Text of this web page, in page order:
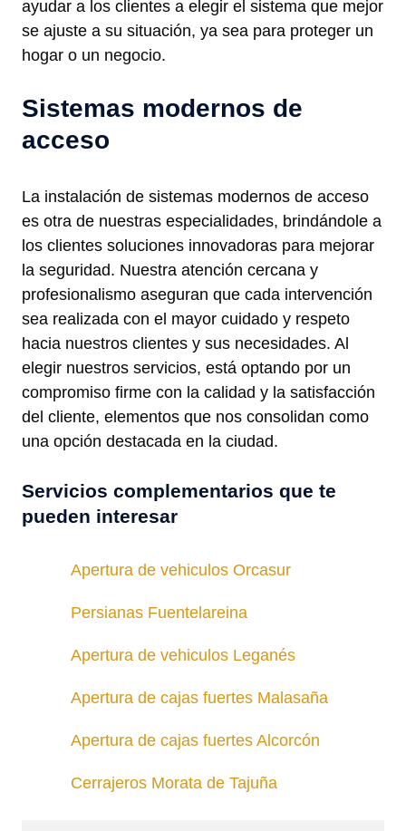
ayudar a los clientes a elegir el sistema que mejor
se ajuste a su situación, ya sea para proteger un
hogar o un negocio.
Sistemas modernos de
acceso
La instalación de sistemas modernos de acceso
es otra de nuestras especialidades, brindándole a
los clientes soluciones innovadoras para mejorar
la seguridad. Nuestra atención cercana y
profesionalismo aseguran que cada intervención
sea realizada con el mayor cuidado y respeto
hacia nuestros clientes y sus necesidades. Al
elegir nuestros servicios, está optando por un
compromiso firme con la calidad y la satisfacción
del cliente, elementos que nos consolidan como
una opción destacada en la ciudad.
Servicios complementarios que te
pueden interesar
Apertura de vehiculos Orcasur
Persianas Fuentelareina
Apertura de vehiculos Leganés
Apertura de cajas fuertes Malasaña
Apertura de cajas fuertes Alcorcón
Cerrajeros Morata de Tajuña